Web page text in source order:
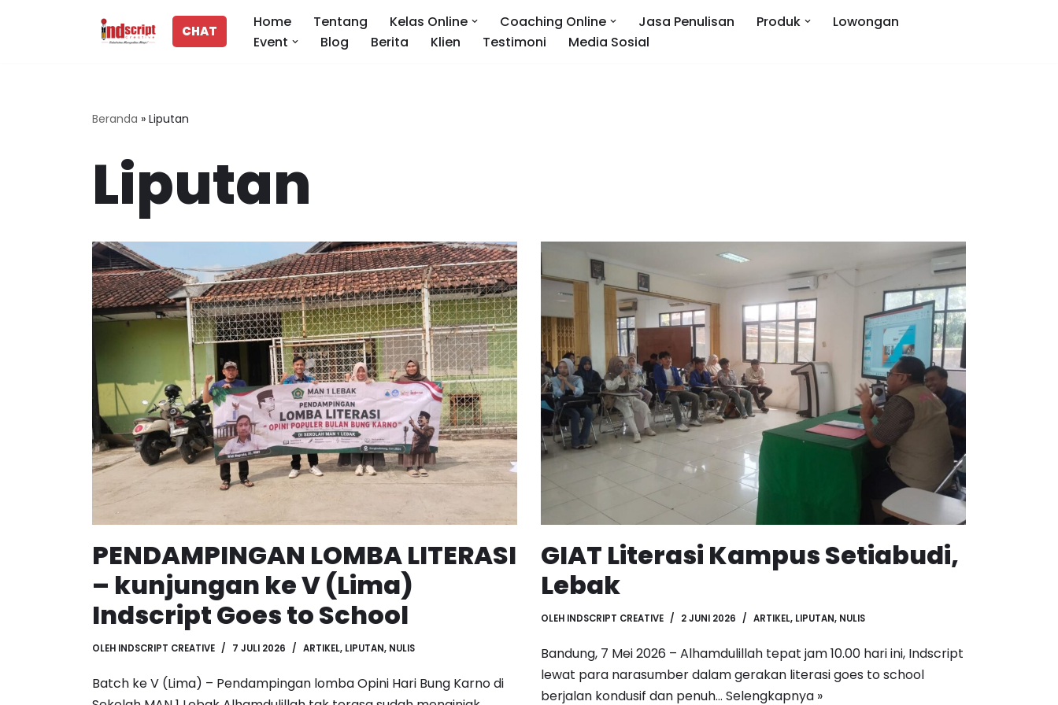
CHAT
Home Tentang Kelas Online Coaching Online Jasa Penulisan Produk
Lowongan
Event
Blog Berita Klien Testimoni Media Sosial
Beranda » Liputan
Liputan
PENDAMPINGAN LOMBA LITERASI
– kunjungan ke V (Lima)
Indscript Goes to School
OLEH INDSCRIPT CREATIVE 7 JULI 2026 ARTIKEL, LIPUTAN, NULIS
Batch ke V (Lima) – Pendampingan lomba Opini Hari Bung Karno di
GIAT Literasi Kampus Setiabudi,
Lebak
OLEH INDSCRIPT CREATIVE 2 JUNI 2026 ARTIKEL, LIPUTAN, NULIS
Bandung, 7 Mei 2026 – Alhamdulillah tepat jam 10.00 hari ini, Indscript
lewat para narasumber dalam gerakan literasi goes to school
berjalan kondusif dan penuh… Selengkapnya »